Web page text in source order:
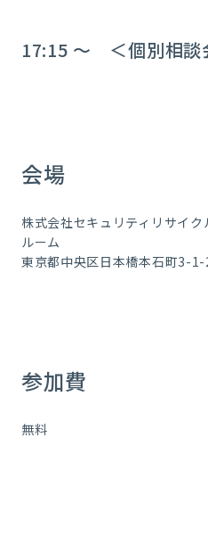
17:15 ～ ＜個別相談
会場
株式会社セキュリティリサイ
ルーム
東京都中央区日本橋本石町3-
参加費
無料